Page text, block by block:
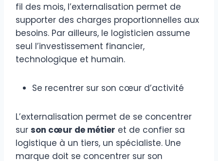
fil des mois, l’externalisation permet de
supporter des charges proportionnelles aux
besoins. Par ailleurs, le logisticien assume
seul l’investissement financier,
technologique et humain.
Se recentrer sur son cœur d’activité
L’externalisation permet de se concentrer
sur son cœur de métier et de confier sa
logistique à un tiers, un spécialiste. Une
marque doit se concentrer sur son